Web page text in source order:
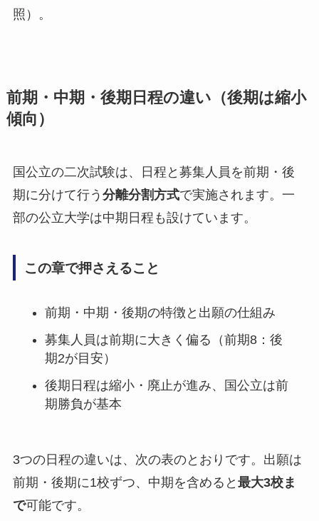
照）。
前期・中期・後期日程の違い（後期は縮小
傾向）
国公立の二次試験は、日程と募集人員を前期・後
期に分けて行う 分離分割方式で実施されます。一
部の公立大学は中期日程も設けています。
この章で押さえること
前期・中期・後期の特徴と出願の仕組み
募集人員は前期に大きく偏る（前期8：後
期2が目安）
後期日程は縮小・廃止が進み、国公立は前
期勝負が基本
3つの日程の違いは、次の表のとおりです。出願は
前期・後期に1校ずつ、中期を含めると 最大3校ま
で可能です。